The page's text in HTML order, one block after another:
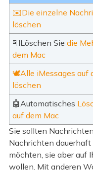
✉️Die einzelne
löschen
📮Löschen Sie die
dem Mac
🕊️Alle iMessages auf
löschen
🤖Automatisches
auf dem Mac
Sie sollten
Nachrichten
möchten, sie aber auf
wollen. Mit anderen